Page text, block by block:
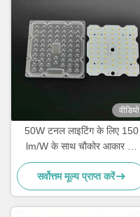
वीडियो
50W टनल लाइटिंग के लिए 150
lm/W के साथ चौकोर आकार की
3030 LED स्ट्रीट लाइट रेट्रोफिट
किट
सर्वोत्तम मूल्य प्राप्त करें